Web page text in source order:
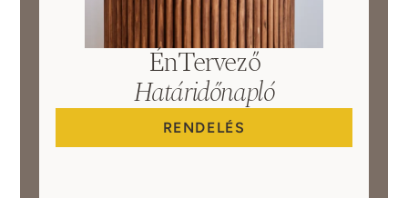
ÉnTervező
Határidőnapló
RENDELÉS